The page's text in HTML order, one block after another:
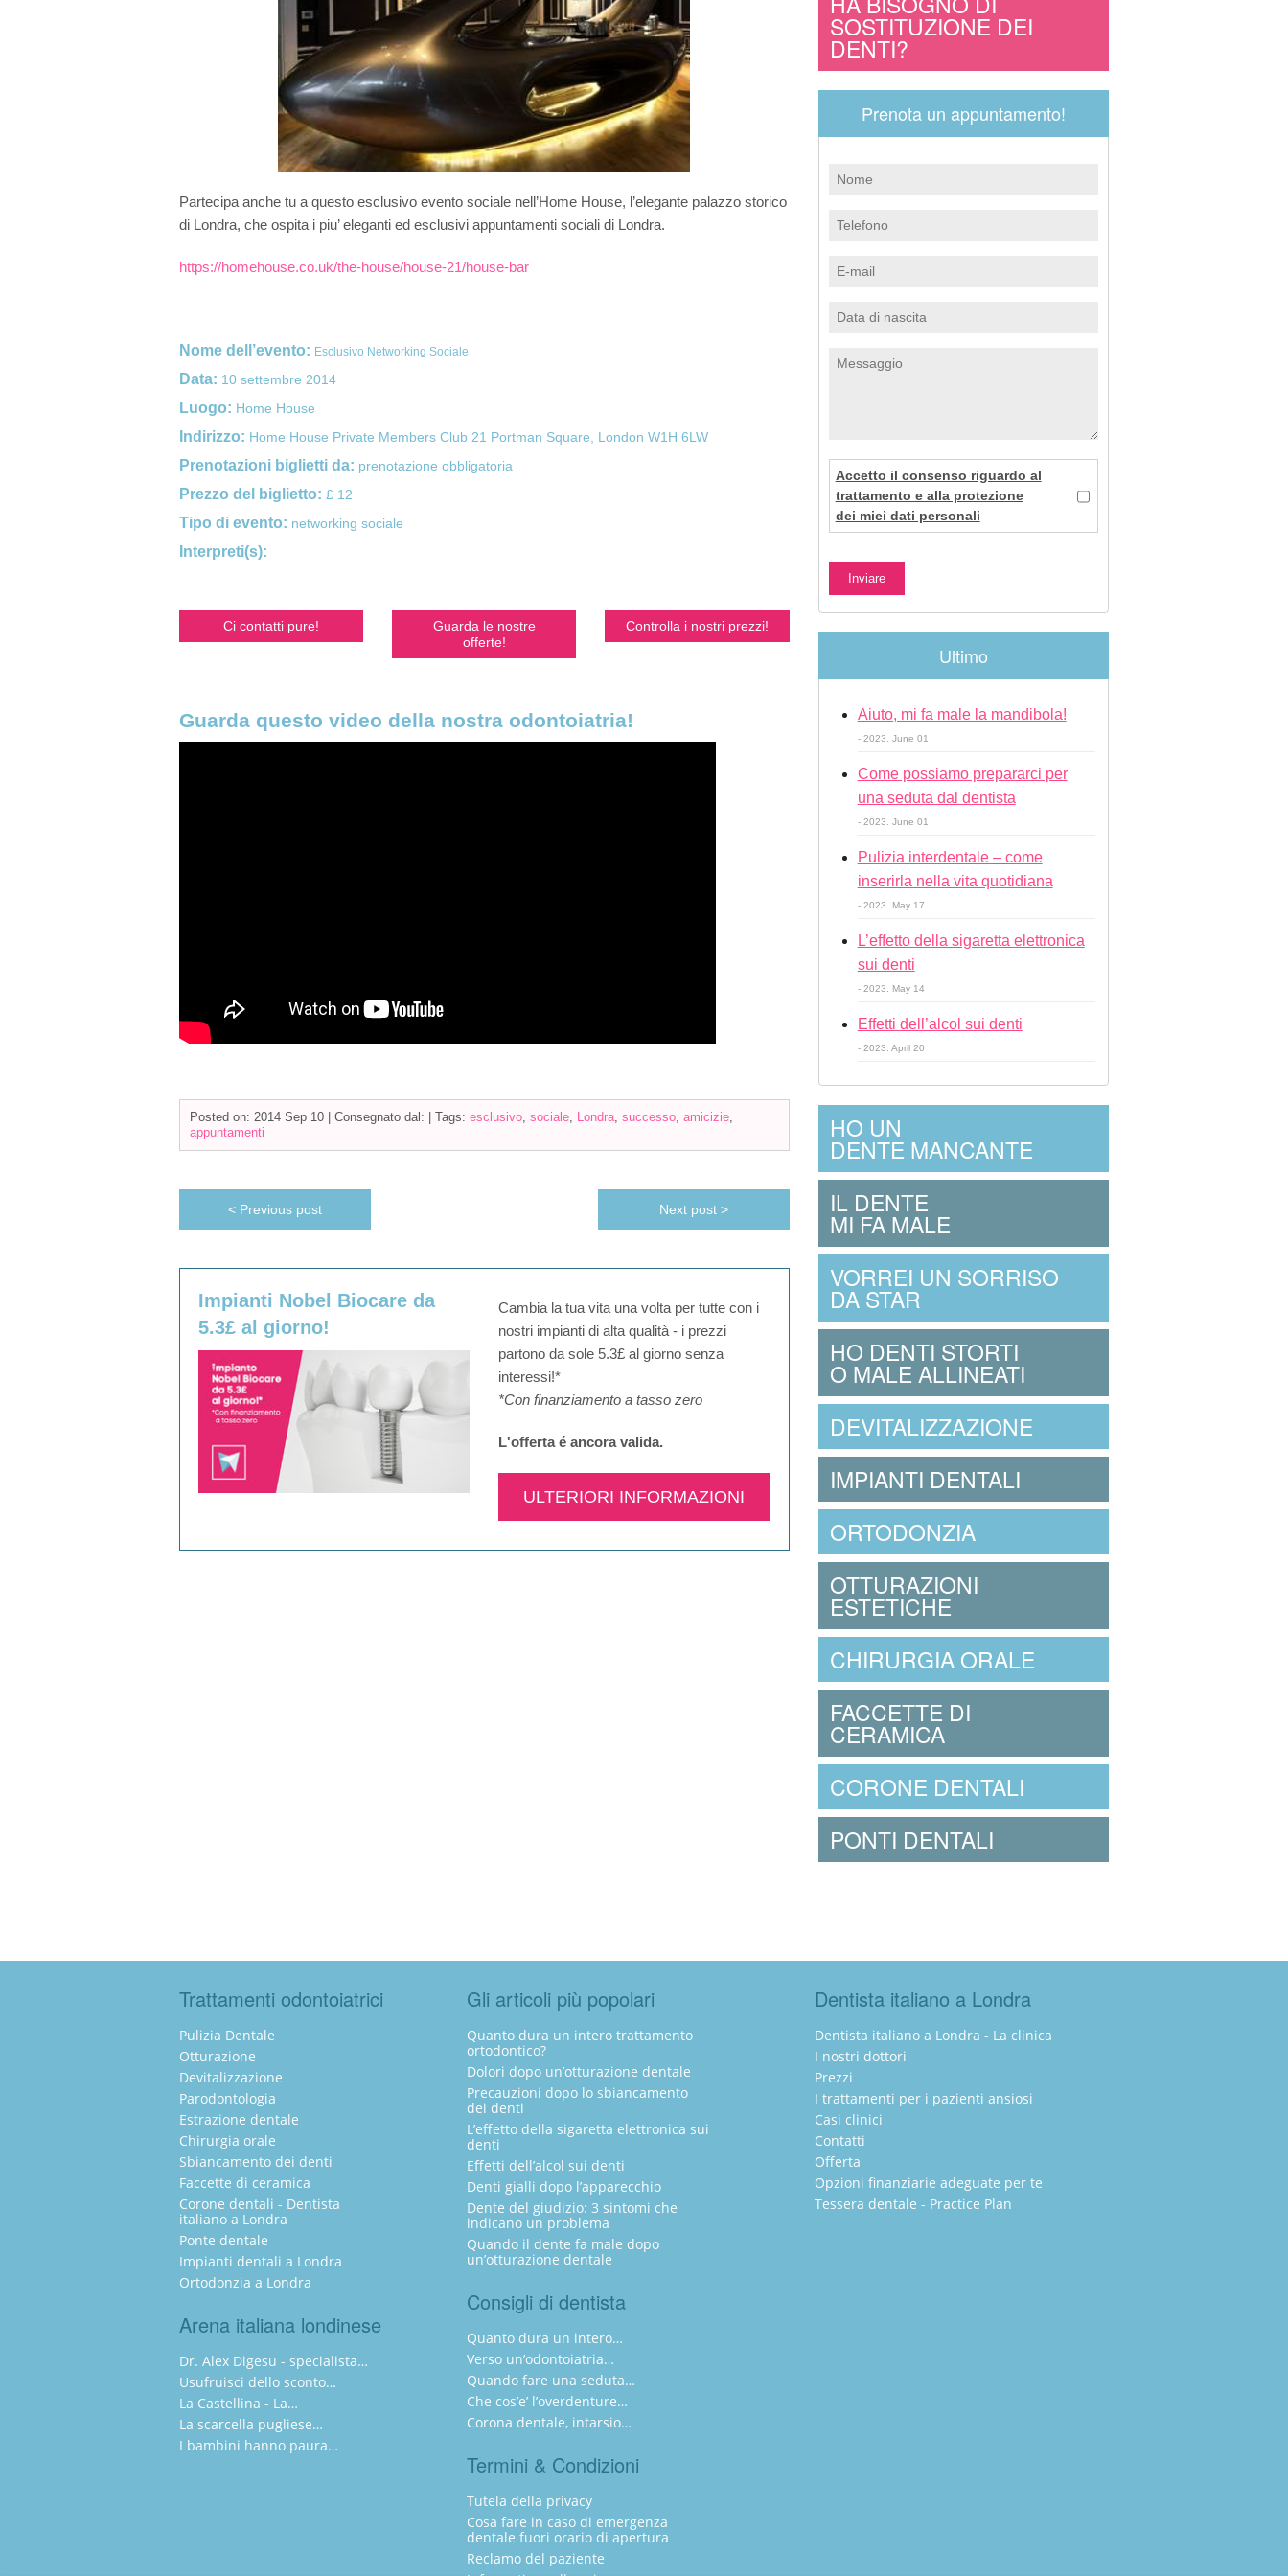
Devitalizzazione
Trattamento parodontale
Estrazione denti del giudizio
Articoli sugli impianti dentali
All-on-4® (Same-day teeth)
Partecipa anche tu a questo esclusivo evento sociale nell’Home House, l’elegante palazzo storico
di Londra, che ospita i piu’ eleganti ed esclusivi appuntamenti sociali di Londra.
https://homehouse.co.uk/the-house/house-21/house-bar
Nome dell’evento: Esclusivo Networking Sociale
Data: 10 settembre 2014
Luogo: Home House
Indirizzo: Home House Private Members Club 21 Portman Square, London W1H 6LW
Prenotazioni biglietti da: prenotazione obbligatoria
Prezzo del biglietto: £ 12
Tipo di evento: networking sociale
Interpreti(s):
Ci contatti pure!
Guarda le nostre
offerte!
Controlla i nostri prezzi!
Guarda questo video della nostra odontoiatria!
Posted on: 2014 Sep 10 | Consegnato dal: Tags: esclusivo, sociale, Londra, successo, amicizie,
appuntamenti
Next post >
< Previous post
Impianti Nobel Biocare da
5.3£ al giorno!
Cambia la tua vita una volta per tutte con i
nostri impianti di alta qualità - i prezzi
partono da sole 5.3£ al giorno senza
interessi!*
*Con finanziamento a tasso zero
L'offerta é ancora valida.​
ULTERIORI INFORMAZIONI
SOSTITUZIONE DEI
DENTI?
Prenota un appuntamento!
Accetto il consenso riguardo al
trattamento e alla protezione
dei miei dati personali
Ultimo
Aiuto, mi fa male la mandibola!
- 2023. June 01
Come possiamo prepararci per
una seduta dal dentista
- 2023. June 01
Pulizia interdentale – come
inserirla nella vita quotidiana
- 2023. May 17
L’effetto della sigaretta elettronica
sui denti
- 2023. May 14
Effetti dell’alcol sui denti
- 2023. April 20
HO UN
DENTE MANCANTE
IL DENTE
MI FA MALE
VORREI UN SORRISO
DA STAR
HO DENTI STORTI
O MALE ALLINEATI
DEVITALIZZAZIONE
IMPIANTI DENTALI
ORTODONZIA
OTTURAZIONI
ESTETICHE
CHIRURGIA ORALE
FACCETTE DI
CERAMICA
CORONE DENTALI
PONTI DENTALI
Dentista italiano a Londra
Dentista italiano a Londra - La clinica
I nostri dottori
Prezzi
I trattamenti per i pazienti ansiosi
Casi clinici
Contatti
Offerta
Opzioni finanziarie adeguate per te
Tessera dentale - Practice Plan
Trattamenti odontoiatrici
Pulizia Dentale
Otturazione
Devitalizzazione
Parodontologia
Estrazione dentale
Chirurgia orale
Sbiancamento dei denti
Faccette di ceramica
Corone dentali - Dentista
italiano a Londra
Ponte dentale
Impianti dentali a Londra
Ortodonzia a Londra
Arena italiana londinese
Dr. Alex Digesu - specialista…
Usufruisci dello sconto…
La Castellina - La…
La scarcella pugliese…
I bambini hanno paura…
Gli articoli più popolari
Quanto dura un intero trattamento
ortodontico?
Dolori dopo un’otturazione dentale
Precauzioni dopo lo sbiancamento
dei denti
L’effetto della sigaretta elettronica sui
denti
Effetti dell’alcol sui denti
Denti gialli dopo l’apparecchio
Dente del giudizio: 3 sintomi che
indicano un problema
Quando il dente fa male dopo
un’otturazione dentale
Consigli di dentista
Quanto dura un intero…
Verso un’odontoiatria…
Quando fare una seduta…
Che cos’e’ l’overdenture…
Corona dentale, intarsio…
Termini & Condizioni
Tutela della privacy
Cosa fare in caso di emergenza
dentale fuori orario di apertura
Reclamo del paziente